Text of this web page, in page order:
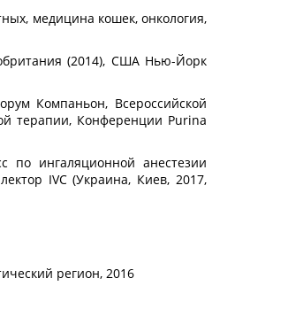
медицина кошек, онкология,
(2014), США Нью-Йорк
Компаньон, Всероссийской
терапии, Конференции Purina
по ингаляционной анестезии
IVC (Украина, Киев, 2017,
регион, 2016